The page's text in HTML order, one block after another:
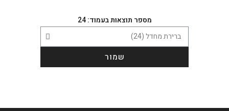
מספר תוצאות בעמוד: 24
שמור